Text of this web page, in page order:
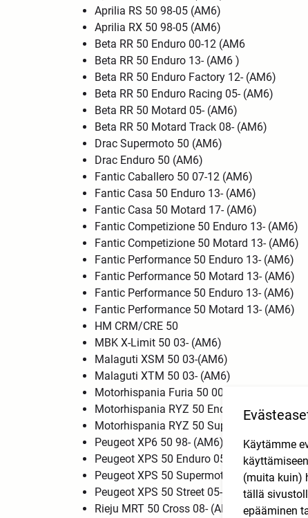
Aprilia RS 50 98-05 (AM6)
Aprilia RX 50 98-05 (AM6)
Beta RR 50 Enduro 00-12 (AM6
Beta RR 50 Enduro 13- (AM6 )
Beta RR 50 Enduro Factory 12- (AM6)
Beta RR 50 Enduro Racing 05- (AM6)
Beta RR 50 Motard 05- (AM6)
Beta RR 50 Motard Track 08- (AM6)
Drac Supermoto 50 (AM6)
Drac Enduro 50 (AM6)
Fantic Caballero 50 07-12 (AM6)
Fantic Casa 50 Enduro 13- (AM6)
Fantic Casa 50 Motard 17- (AM6)
Fantic Competizione 50 Enduro 13- (AM6)
Fantic Competizione 50 Motard 13- (AM6)
Fantic Performance 50 Enduro 13- (AM6)
Fantic Performance 50 Motard 13- (AM6)
Fantic Performance 50 Enduro 13- (AM6)
Fantic Performance 50 Motard 13- (AM6)
HM CRM/CRE 50
MBK X-Limit 50 03- (AM6)
Malaguti XSM 50 03-(AM6)
Malaguti XTM 50 03- (AM6)
Motorhispania Furia 50 00- (AM6)
Motorhispania RYZ 50 Enduro 04- (AM6)
Motorhispania RYZ 50 Supermotard 04-
Peugeot XP6 50 98- (AM6)
Peugeot XPS 50 Enduro 05-12(AM6)
Peugeot XPS 50 Supermotard 05- (AM6)
Peugeot XPS 50 Street 05- (AM6)
Rieju MRT 50 Cross 08- (AM6)
Käytämme
(muita kuin)
tällä
epääminen